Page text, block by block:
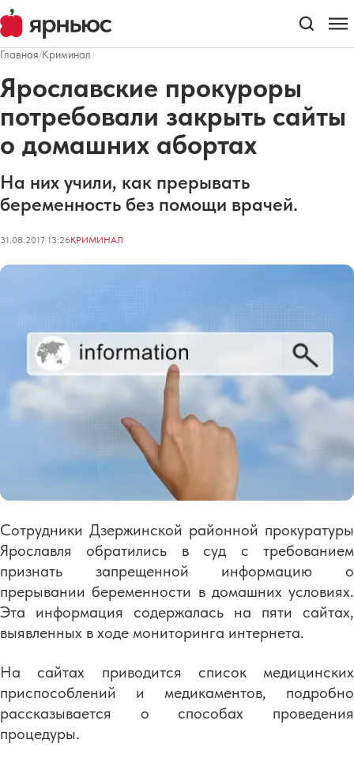
Главная/Криминал
Ярославские прокуроры
потребовали закрыть сайты
о домашних абортах
На них учили, как прерывать
беременность без помощи врачей.
31.08.2017 13:26КРИМИНАЛ
Сотрудники Дзержинской районной прокуратуры
Ярославля обратились в суд с требованием
признать запрещенной информацию о
прерывании беременности в домашних условиях.
Эта информация содержалась на пяти сайтах,
выявленных в ходе мониторинга интернета.
На сайтах приводится список медицинских
приспособлений и медикаментов, подробно
рассказывается о способах проведения
процедуры.